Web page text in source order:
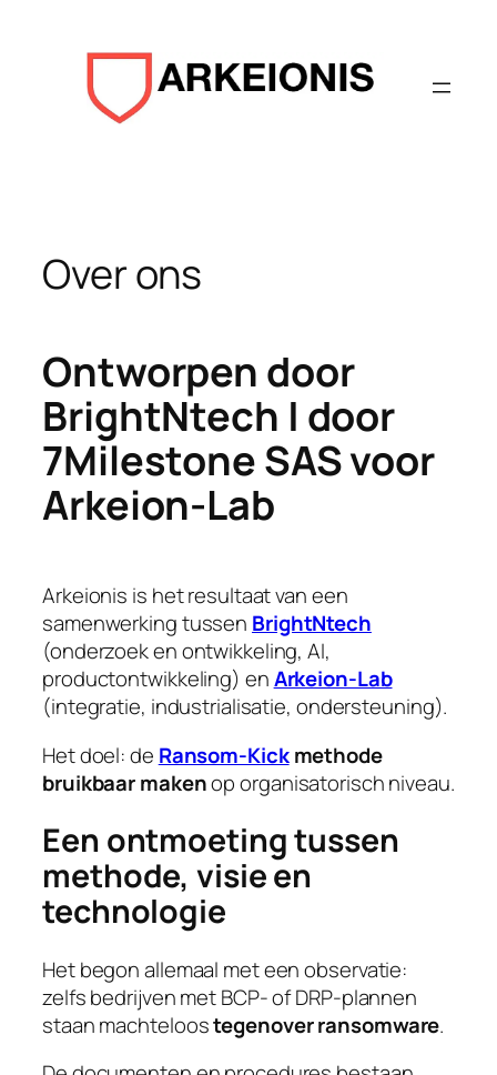
Over ons
Ontworpen door
BrightNtech | door
7Milestone SAS voor
Arkeion-Lab
Arkeionis is het resultaat van een
samenwerking tussen BrightNtech
(onderzoek en ontwikkeling, AI,
productontwikkeling) enArkeion-Lab
(integratie, industrialisatie, ondersteuning).
Het doel: de Ransom-Kick methode
bruikbaar makenop organisatorisch niveau.
Een ontmoeting tussen
methode, visie en
technologie
Het begon allemaal met een observatie:
zelfs bedrijven met BCP- of DRP-plannen
staan machteloostegenover ransomware.